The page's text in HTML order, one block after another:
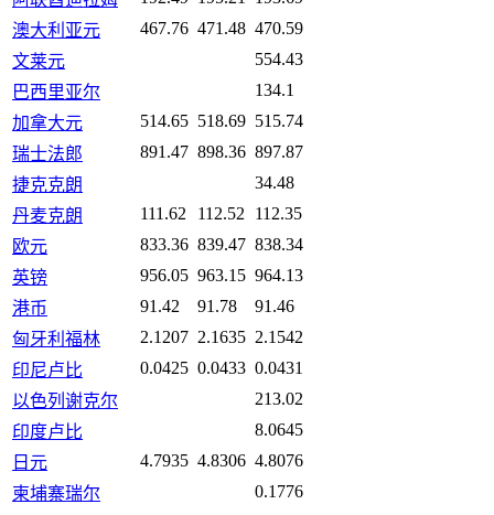
澳大利亚元
467.76 471.48 470.59
文莱元
554.43
巴西里亚尔
134.1
加拿大元
514.65 518.69 515.74
瑞士法郎
891.47 898.36 897.87
捷克克朗
34.48
丹麦克朗
111.62 112.52
112.35
欧元
833.36 839.47 838.34
英镑
956.05 963.15 964.13
港币
91.42 91.78
91.46
匈牙利福林
2.1207 2.1635 2.1542
印尼卢比
0.0425 0.0433 0.0431
以色列谢克尔
213.02
印度卢比
8.0645
日元
4.7935 4.8306 4.8076
柬埔寨瑞尔
0.1776